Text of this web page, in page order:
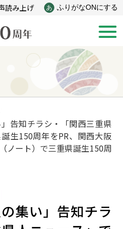
読み上げ あ ふりがなONにする
戦争
偉人
」告知チラシ・「関西三重県
生150周年をPR、関西大阪
ノート）で三重県誕生150周
集い」告知チラ